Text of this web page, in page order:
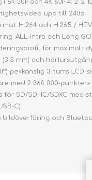
6K 30P och 4K 60P 4: 2:
upp till 240p
H.264 och H.265 /
ALL-intra och Long
för maximalt
(3.5 mm) och
pekkänslig 3-tums
med 2 360 000-
för SD/SDHC/SDXC med
C)
bildöverföring och